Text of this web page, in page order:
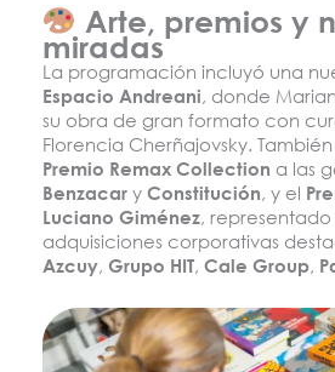
Arte, premios y
miradas
La programación incluyó una
Espacio Andreani, donde
su obra de gran formato con
Florencia Cherñajovsky.
Premio Remax Collection a las
Benzacary Constitución, y el
Luciano Giménez,
adquisiciones corporativas
Azcuy, Grupo HIT, Cale Group,